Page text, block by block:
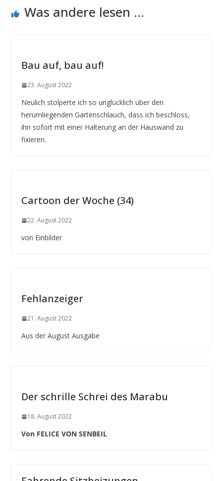
Was andere lesen ...
Bau auf, bau auf!
23. August 2022
Neulich stolperte ich so unglücklich über den
herumliegenden Gartenschlauch, dass ich beschloss,
ihn sofort mit einer Halterung an der Hauswand zu
fixieren.
Cartoon der Woche (34)
22. August 2022
von Einbilder
Fehlanzeiger
21. August 2022
Aus der August Ausgabe
Der schrille Schrei des Marabu
18. August 2022
Von FELICE VON SENBEIL